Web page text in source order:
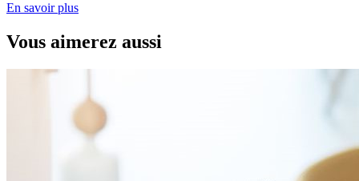
En savoir plus
Vous aimerez aussi